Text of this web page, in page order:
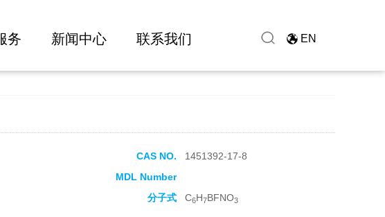
务 新闻中心 联系我们 EN
CAS NO.
1451392-17-8
MDL Number
分子式 C6H7BFNO3